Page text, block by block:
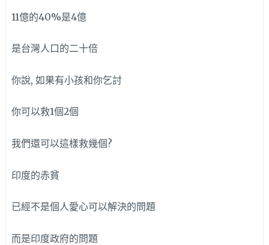
11億的40%是4億
是台灣人口的二十倍
你說, 如果有小孩和你乞討
你可以救1個2個
我們還可以這樣救幾個?
印度的赤貧
已經不是個人愛心可以解決的問題
而是印度政府的問題